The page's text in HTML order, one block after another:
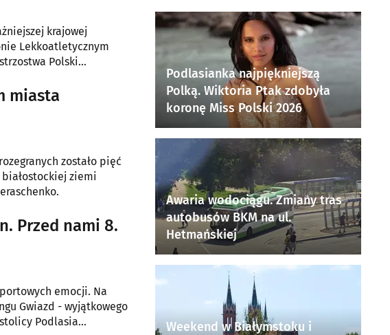
krajowej
Lekkoatletycznym
Polski
mistrzowskie, ale
Europy.
miasta
zostało pięć
ziemi
Przed nami 8.
emocji. Na
Gwiazd - wyjątkowego
Podlasia
Podlasianka najpiękniejszą
Polką. Wiktoria Ptak zdobyła
koronę Miss Polski 2026
Awaria wodociągu. Zmiany tras
autobusów BKM na ul.
Hetmańskiej
Weekend w Białymstoku i